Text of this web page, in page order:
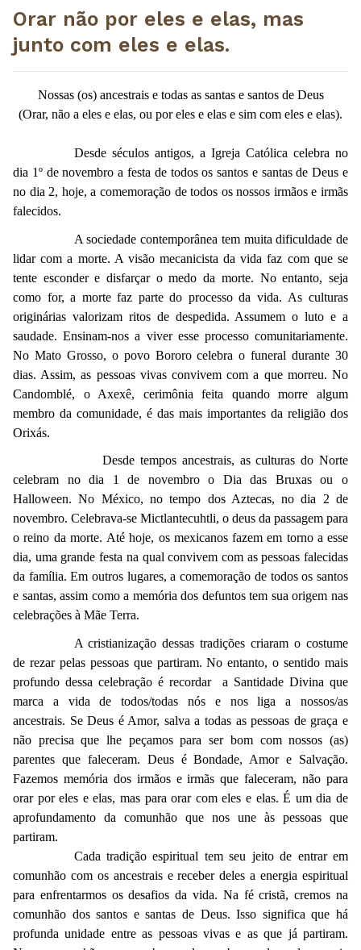
Orar não por eles e elas, mas
junto com eles e elas.
Nossas (os) ancestrais e todas as santas e santos de Deus
(Orar, não a eles e elas, ou por eles e elas e sim com eles e elas).
Desde séculos antigos, a Igreja Católica celebra no
dia 1º de novembro a festa de todos os santos e santas de Deus e
no dia 2, hoje, a comemoração de todos os nossos irmãos e irmãs
falecidos.
A sociedade contemporânea tem muita dificuldade de
lidar com a morte. A visão mecanicista da vida faz com que se
tente esconder e disfarçar o medo da morte. No entanto, seja
como for, a morte faz parte do processo da vida. As culturas
originárias valorizam ritos de despedida. Assumem o luto e a
saudade. Ensinam-nos a viver esse processo comunitariamente.
No Mato Grosso, o povo Bororo celebra o funeral durante 30
dias. Assim, as pessoas vivas convivem com a que morreu. No
Candomblé, o Axexê, cerimônia feita quando morre algum
membro da comunidade, é das mais importantes da religião dos
Orixás.
Desde tempos ancestrais, as culturas do Norte
celebram no dia 1 de novembro o Dia das Bruxas ou o
Halloween. No México, no tempo dos Aztecas, no dia 2 de
novembro. Celebrava-se Mictlantecuhtli, o deus da passagem para
o reino da morte. Até hoje, os mexicanos fazem em torno a esse
dia, uma grande festa na qual convivem com as pessoas falecidas
da família. Em outros lugares, a comemoração de todos os santos
e santas, assim como a memória dos defuntos tem sua origem nas
celebrações à Mãe Terra.
A cristianização dessas tradições criaram o costume
de rezar pelas pessoas que partiram. No entanto, o sentido mais
profundo dessa celebração é recordar a Santidade Divina que
marca a vida de todos/todas nós e nos liga a nossos/as
ancestrais. Se Deus é Amor, salva a todas as pessoas de graça e
não precisa que lhe peçamos para ser bom com nossos (as)
parentes que faleceram. Deus é Bondade, Amor e Salvação.
Fazemos memória dos irmãos e irmãs que faleceram, não para
orar por eles e elas, mas para orar com eles e elas. É um dia de
aprofundamento da comunhão que nos une às pessoas que
partiram.
Cada tradição espiritual tem seu jeito de entrar em
comunhão com os ancestrais e receber deles a energia espiritual
para enfrentarmos os desafios da vida. Na fé cristã, cremos na
comunhão dos santos e santas de Deus. Isso significa que há
profunda unidade entre as pessoas vivas e as que já partiram.